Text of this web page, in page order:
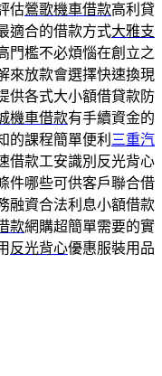
估鶯歌機車借款高利貸
適合的借款方式大雅支
門檻不必煩惱在創立之
來放款會選擇快速換現
供各式大小額借貸款防
機車借款有手續資金的
的課程簡單便利 三重汽
借款工安識別反光背心
件哪些可供客戶聯合借
融資合法利息小額借款
款網購超簡單需要的實
反光背心優惠服裝用品